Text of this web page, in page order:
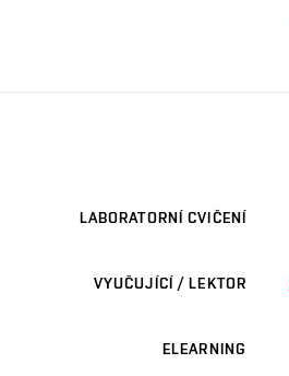
LABORATORNÍ CVIČENÍ
VYUČUJÍCÍ / LEKTOR
ELEARNING